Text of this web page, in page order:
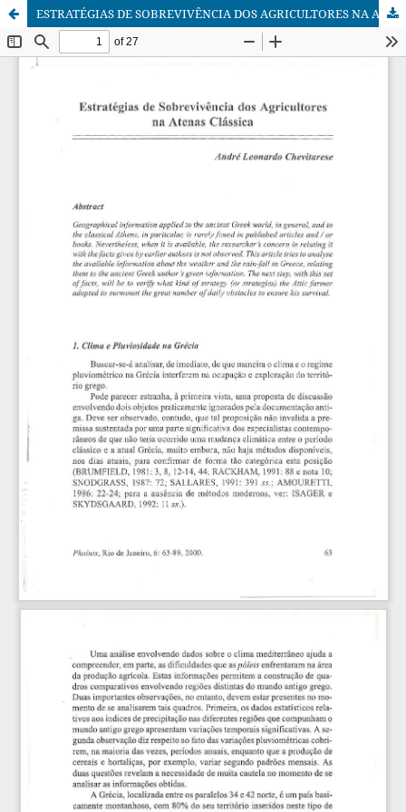
ESTRATÉGIAS DE SOBREVIVÊNCIA DOS AGRICULTORES NA ATENAS CLÁSSICA